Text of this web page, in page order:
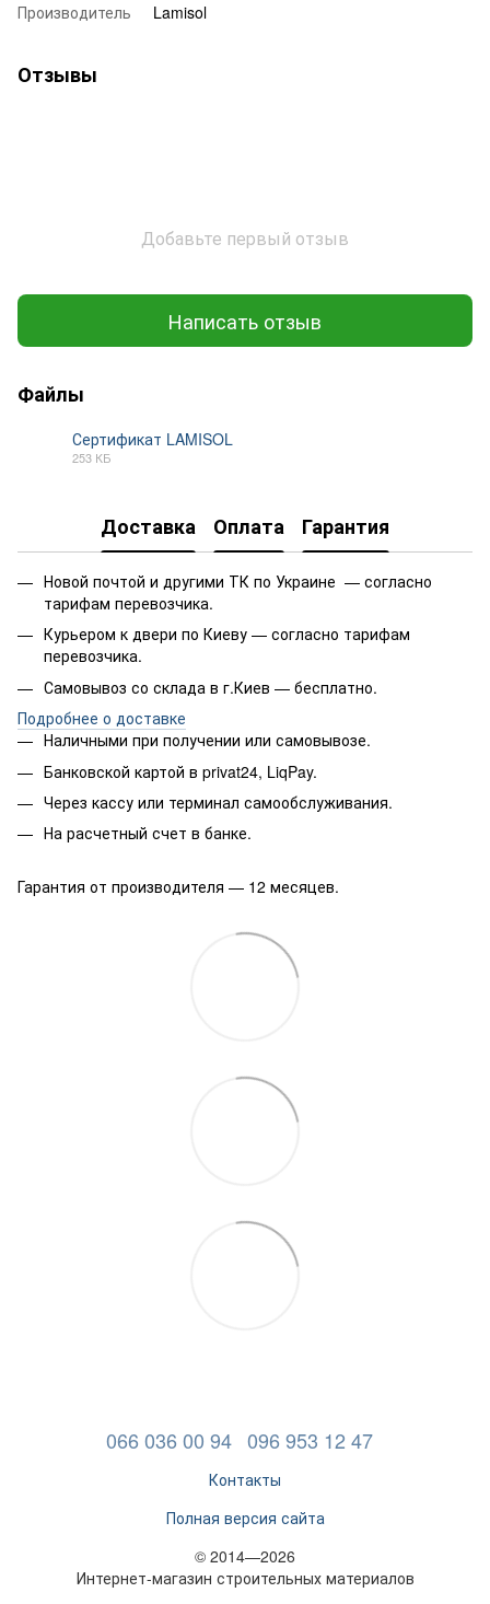
Производитель
Lamisol
Отзывы
Добавьте первый отзыв
Написать отзыв
Файлы
Сертификат LAMISOL
253 КБ
Доставка Оплата Гарантия
Новой почтой и другими ТК по Украине — согласно
тарифам перевозчика.
Курьером к двери по Киеву — согласно тарифам
перевозчика.
Самовывоз со склада в г.Киев — бесплатно.
Подробнее о доставке
Наличными при получении или самовывозе.
Банковской картой в privat24, LiqPay.
Через кассу или терминал самообслуживания.
На расчетный счет в банке.
Гарантия от производителя — 12 месяцев.
066 036 00 94 096 953 12 47
Контакты
Полная версия сайта
© 2014—2026
Интернет-магазин строительных материалов